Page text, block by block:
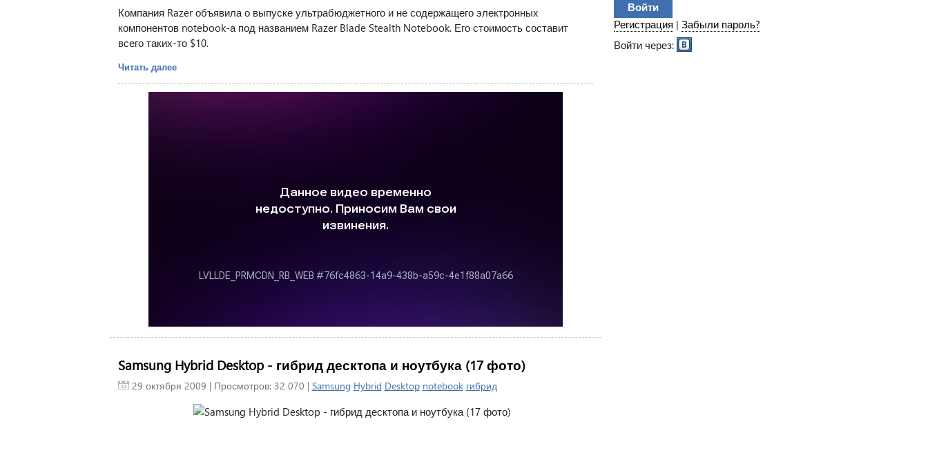
Компания Razer объявила о выпуске ультрабюджетного и не содержащего электронных
компонентов notebook-а под названием Razer Blade Stealth Notebook. Его стоимость составит
всего таких-то $10.
Читать далее
Samsung Hybrid Desktop - гибрид десктопа и ноутбука (17 фото)
29 октября 2009 | Просмотров: 32 070 | Samsung Hybrid Desktop notebook гибрид
Регистрация | Забыли пароль?
Войти через: